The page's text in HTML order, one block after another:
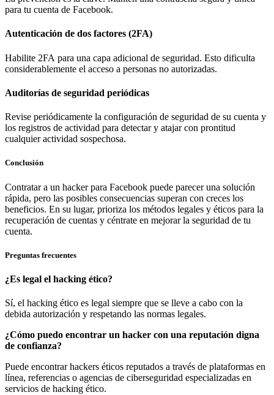
para tu cuenta de Facebook.
Autenticación de dos factores (2FA)
Habilite 2FA para una capa adicional de seguridad. Esto dificulta
considerablemente el acceso a personas no autorizadas.
Auditorías de seguridad periódicas
Revise periódicamente la configuración de seguridad de su cuenta y
los registros de actividad para detectar y atajar con prontitud
cualquier actividad sospechosa.
Conclusión
Contratar a un hacker para Facebook puede parecer una solución
rápida, pero las posibles consecuencias superan con creces los
beneficios. En su lugar, prioriza los métodos legales y éticos para la
recuperación de cuentas y céntrate en mejorar la seguridad de tu
cuenta.
Preguntas frecuentes
¿Es legal el hacking ético?
Sí, el hacking ético es legal siempre que se lleve a cabo con la
debida autorización y respetando las normas legales.
¿Cómo puedo encontrar un hacker con una reputación digna
de confianza?
Puede encontrar hackers éticos reputados a través de plataformas en
línea, referencias o agencias de ciberseguridad especializadas en
servicios de hacking ético.